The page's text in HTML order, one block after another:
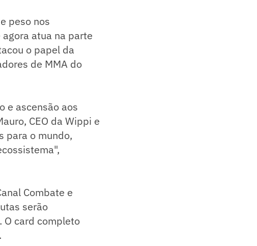
peso nos
atua na parte
o papel da
de MMA do
e ascensão aos
CEO da Wippi e
para o mundo,
Combate e
serão
O card completo